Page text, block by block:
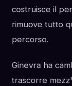
costruisce il
rimuove tutto
percorso.
Ginevra ha
trascorre